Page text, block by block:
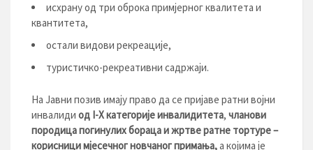
исхрану од три оброка примјерног квалитета и
квантитета,
остали видови рекреације,
туристичко-рекреативни садржаји.
На Јавни позив имају право да се пријаве ратни војни
инвалиди од I-X категорије инвалидитета, чланови
породица погинулих борацаи жртве ратне тортуре –
корисници мјесечног новчаног примања,а којима је